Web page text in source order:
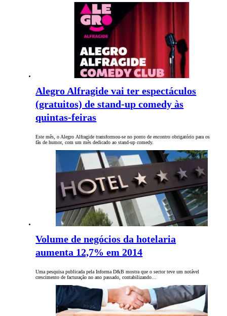
Alegro Alfragide vai ter espectáculos
(gratuitos) de stand-up comedy às
quintas-feiras
Este mês, o Alegro Alfragide transformou-se no ponto de encontro obrigatório para os
fãs de humor, com um mês dedicado ao stand-up comedy.
Volume de negócios da hotelaria
aumenta 12,7% em 2014
Uma pesquisa publicada pela Informa D&B mostra que o sector teve um notável
crescimento de facturação no ano passado, contabilizando…